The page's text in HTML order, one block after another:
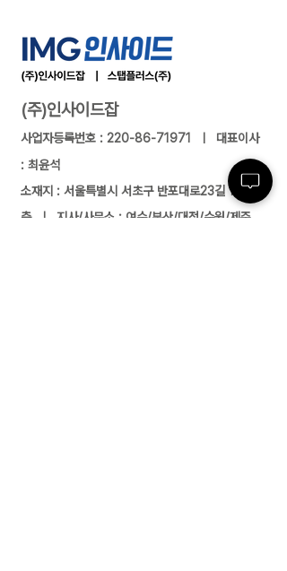
(주)인사이드잡
사업자등록번호 : 220-86-71971
ㅣ 대표이사
: 최윤석
소재지 : 서울특별시 서초구 반포대로23길 14, 3
층 ㅣ 지사/사무소 : 여수/부산/대전/수원/제주